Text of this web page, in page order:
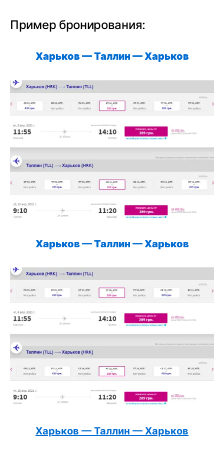
Пример бронирования:
Харьков — Таллин — Харьков
Харьков — Таллин — Харьков
Харьков — Таллин — Харьков